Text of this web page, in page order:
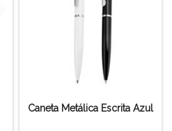
Caneta Metálica Escrita Azul